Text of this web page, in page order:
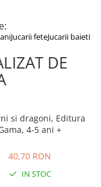
Jucarii feteJucarii baieti
DE
si dragoni, Editura
4-5 ani +
40,70 RON
IN STOC